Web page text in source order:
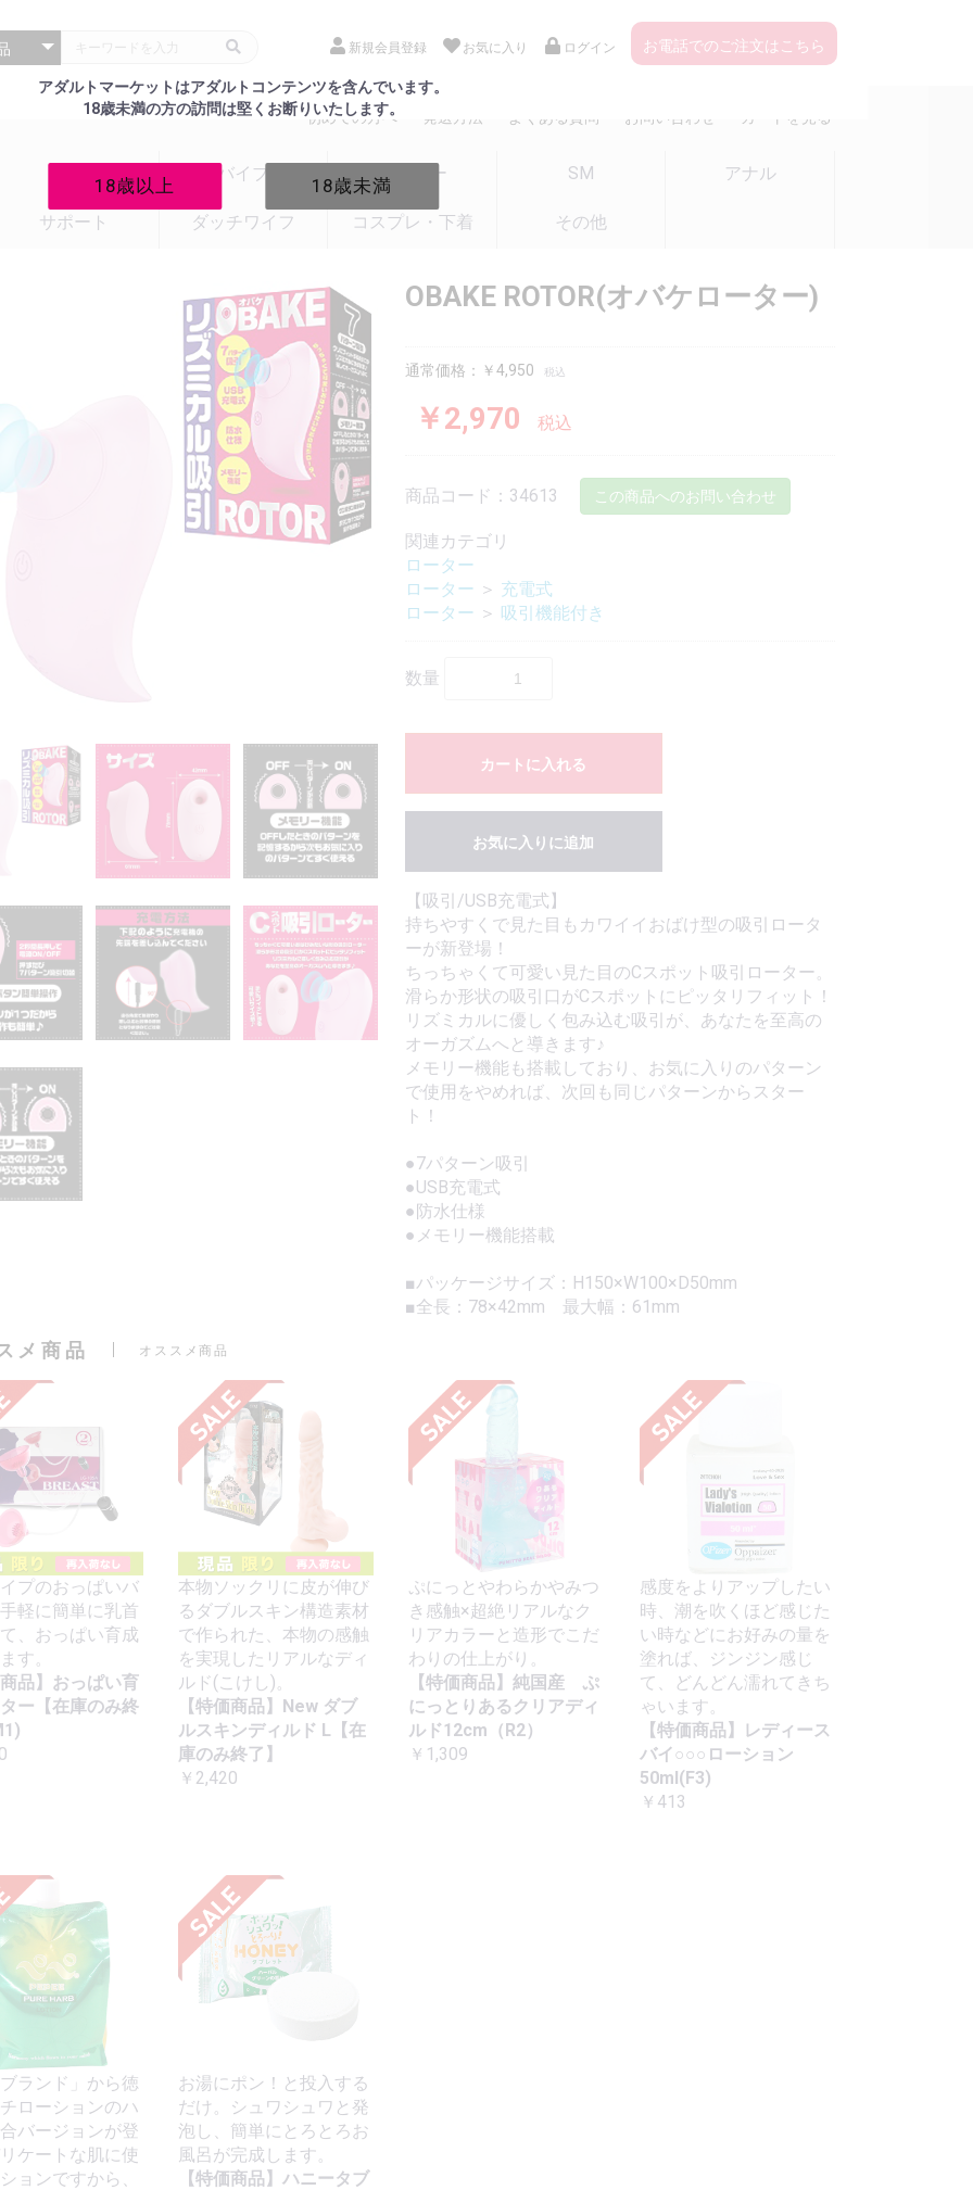
アダルトマーケットはアダルトコンテンツを含んでいます。
18歳未満の方の訪問は堅くお断りいたします。
18歳以上 18歳未満
新規会員登録 お気に入り ログイン お電話でのご注文はこちら
初めての方へ 発送方法 よくある質問 お問い合わせ カートを見る
バイブ ローター SM アナル
サポート ダッチワイフ コスプレ・下着 その他
OBAKE ROTOR(オバケローター)
通常価格：￥4,950 税込
￥2,970 税込
商品コード：34613 この商品へのお問い合わせ
関連カテゴリ
ローター
ローター ＞ 充電式
ローター ＞ 吸引機能付き
数量
カートに入れる
お気に入りに追加
【吸引/USB充電式】
持ちやすくで見た目もカワイイおばけ型の吸引ロータ
ーが新登場！
ちっちゃくて可愛い見た目のCスポット吸引ローター。
滑らか形状の吸引口がCスポットにピッタリフィット！
リズミカルに優しく包み込む吸引が、あなたを至高の
オーガズムへと導きます♪
メモリー機能も搭載しており、お気に入りのパターン
で使用をやめれば、次回も同じパターンからスター
ト！
●7パターン吸引
●USB充電式
●防水仕様
●メモリー機能搭載
■パッケージサイズ：H150×W100×D50mm
■全長：78×42mm 最大幅：61mm
メ商品 オススメ商品
プのおっぱいバ
軽に簡単に乳首
、おっぱい育成
す。
品】おっぱい育
ー【在庫のみ終
本物ソックリに皮が伸び
るダブルスキン構造素材
で作られた、本物の感触
を実現したリアルなディ
ルド(こけし)。
【特価商品】New ダブ
ルスキンディルド L【在
庫のみ終了】
￥2,420
ぷにっとやわらかやみつ
き感触×超絶リアルなク
リアカラーと造形でこだ
わりの仕上がり。
【特価商品】純国産 ぷ
にっとりあるクリアディ
ルド12cm（R2）
￥1,309
感度をよりアップしたい
時、潮を吹くほど感じた
い時などにお好みの量を
塗れば、ジンジン感じ
て、どんどん濡れてきち
ゃいます。
【特価商品】レディース
バイ○○○ローション
50ml(F3)
￥413
ランド」から徳
ローションのハ
バージョンが登
ケートな肌に使
ョンですから、
お湯にポン！と投入する
だけ。シュワシュワと発
泡し、簡単にとろとろお
風呂が完成します。
【特価商品】ハニータブ